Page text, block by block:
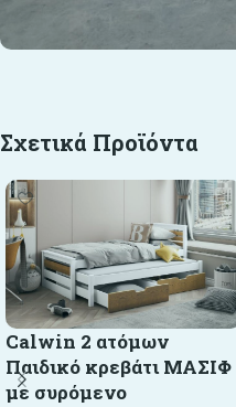
Σχετικά Προϊόντα
Calwin 2 ατόμων
Παιδικό κρεβάτι ΜΑΣΙΦ
με συρόμενο